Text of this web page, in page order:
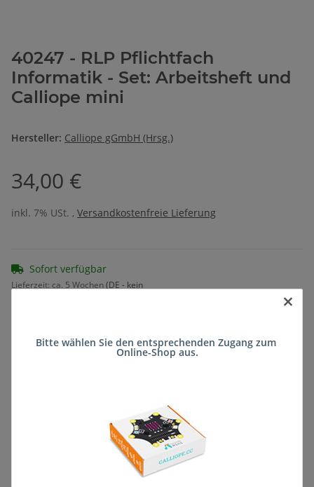
40247 - RLP Pflichtfach
Informatik - Set: Arbeitsheft und
Calliope mini
Hersteller: Calliope gGmbH (Hrsg.)
34,00 €
inkl. 7% USt. , Versandkostenfreie Lieferung
Sofort verfügbar
Lieferzeit: ca. 5 Wochen(DE - kein
Frage zum Artikel
×
Bitte wählen Sie den entsprechenden Zugang zum
Online-Shop aus.